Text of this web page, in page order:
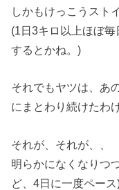
しかもけっこうスト
(1日3キロ以上ほぼ
するとかね。)
それでもヤツは、あ
にまとわり続けたわ
それが、それが、、
明らかになくなりつ
ど、4日に一度ペース